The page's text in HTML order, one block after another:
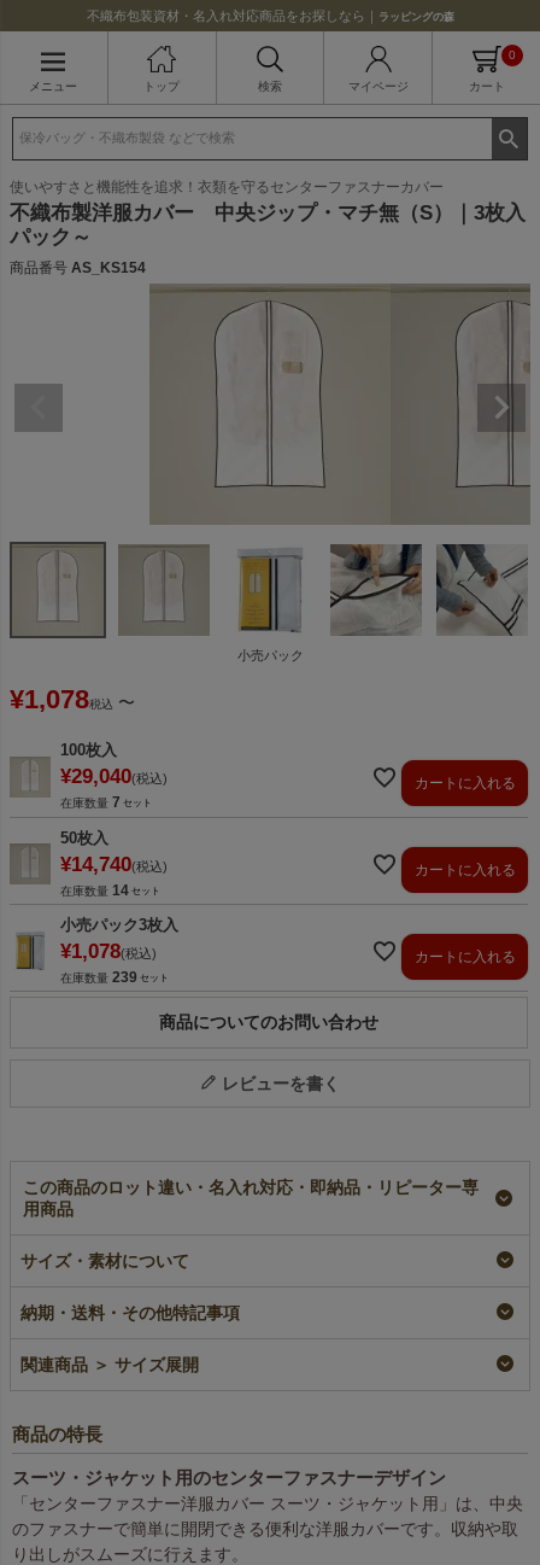
不織布包装資材・名入れ対応商品をお探しなら｜ ラッピングの森
メニュー トップ 検索 マイページ カート
0
使いやすさと機能性を追求！衣類を守るセンターファスナーカバー
不織布製洋服カバー 中央ジップ・マチ無（S）｜3枚入
パック～
商品番号 AS_KS154
小売パック
¥1,078税込 〜
100枚入
¥29,040 税込
在庫数量 7
カートに入れる
50枚入
¥14,740 税込
在庫数量 14
カートに入れる
小売パック3枚入
¥1,078 税込
在庫数量 239
カートに入れる
商品についてのお問い合わせ
レビューを書く
この商品のロット違い・名入れ対応・即納品・リピーター専
用商品
製洋服カバー 中央ジ
ップ・マチ無（S）｜
100枚入
29,040
（S）｜3枚入パック
～
専用】不織布製洋服カ
バー 中央ジップ・マ
チ無（S）｜100枚入
サイズ・素材について
納期・送料・その他特記事項
関連商品 ＞ サイズ展開
商品の特長
スーツ・ジャケット用のセンターファスナーデザイン
「センターファスナー洋服カバー スーツ・ジャケット用」は、中央
のファスナーで簡単に開閉できる便利な洋服カバーです。収納や取
り出しがスムーズに行えます。